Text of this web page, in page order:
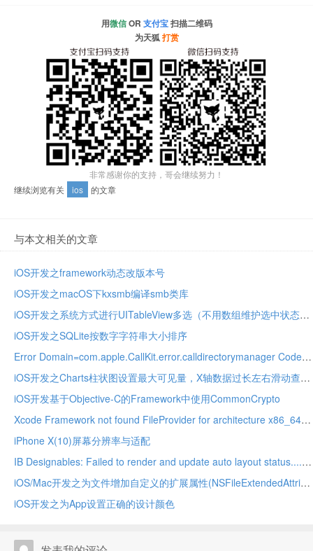
用微信OR 支付宝扫描二维码
为天狐打赏
非常感谢你的支持，哥会继续努力！
继续浏览有关
ios 的文章
与本文相关的文章
iOS开发之framework动态改版本号
iOS开发之macOS下kxsmb编译smb类库
iOS开发之系统方式进行UITableView多选（不用数组维护选中状态）
iOS开发之SQLite按数字字符串大小排序
Error Domain=com.apple.CallKit.error.calldirectorymanager Code
iOS开发之Charts柱状图设置最大可见量，X轴数据过长左右滑动查看
iOS开发基于Objective-C的Framework中使用CommonCrypto
Xcode Framework not found FileProvider for architecture x86_64/arm64
iPhone X(10)屏幕分辨率与适配
IB Designables: Failed to render and update auto layout status....,no suitable image found
iOS/Mac开发之为文件增加自定义的扩展属性(NSFileExtendedAttributes)
iOS开发之为App设置正确的设计颜色